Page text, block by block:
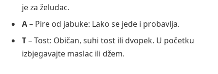
je za želudac.
A– Pire od jabuke: Lako se jede i probavlja.
T– Tost: Običan, suhi tost ili dvopek. U početku
izbjegavajte maslac ili džem.